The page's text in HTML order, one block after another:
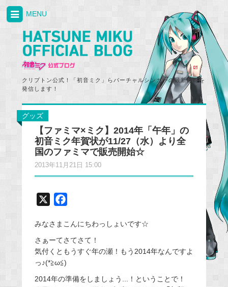
クリプトン公式！「初音ミク」らバーチャルシンガーの最新情報を
発信します！
MENU
グッズ
【ファミマ×ミク】2014年「午年」の
初音ミク年賀状が11/27（水）より全
国のファミマで販売開始☆
2013年11月21日 15:00
c
e
b
o
みなさまこんにちわっしょいです☆
さぁーてさてさて！
気付くともうすぐ年の瀬！もう2014年なんですよ
っ♪(*≧ω≦)
2014年の準備をしましょう...！ということで！